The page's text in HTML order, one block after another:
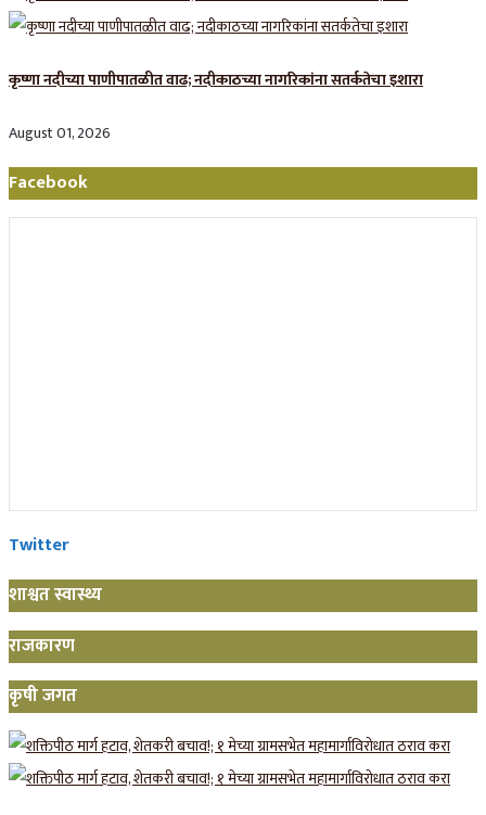
कृष्णा नदीच्या पाणीपातळीत वाढ; नदीकाठच्या नागरिकांना सतर्कतेचा इशारा
August 01, 2026
Facebook
Twitter
शाश्वत स्वास्थ्य
राजकारण
कृषी जगत